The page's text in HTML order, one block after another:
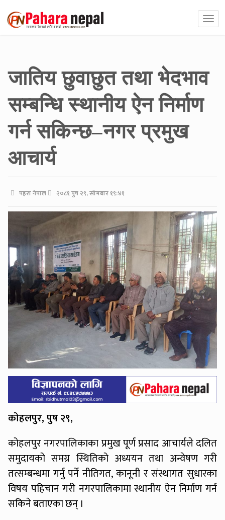
जातिय छुवाछुत तथा भेदभाव
सम्बन्धि स्थानीय ऐन निर्माण
गर्न सकिन्छ–नगर प्रमुख
आचार्य
पहरा नेपाल २०८१ पुष २९, सोमबार १९:४१
कोहलपुर, पुष २९,
कोहलपुर नगरपालिकाका प्रमुख पूर्ण प्रसाद आचार्यले दलित
समुदायको समग्र स्थितिको अध्ययन तथा अन्वेषण गरी
तत्सम्बन्धमा गर्नु पर्ने नीतिगत, कानूनी र संस्थागत सुधारका
विषय पहिचान गरी नगरपालिकामा स्थानीय ऐन निर्माण गर्न
सकिने बताएका छन् ।